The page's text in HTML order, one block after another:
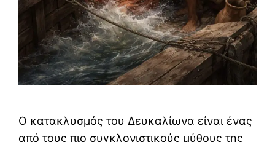
Ο κατακλυσμός του Δευκαλίωνα είναι ένας
από τους πιο συγκλονιστικούς μύθους της